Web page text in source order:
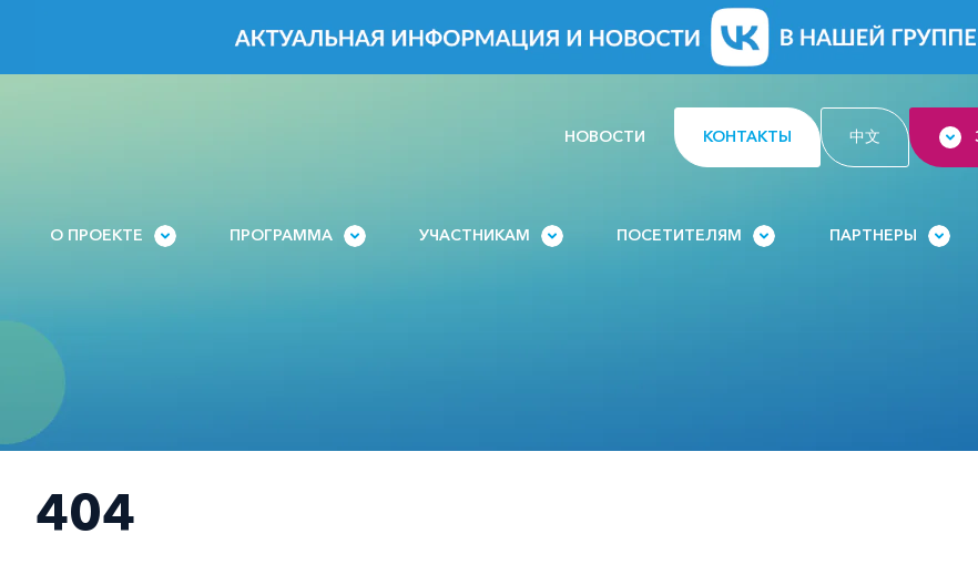
НОВОСТИ КОНТАКТЫ 中文
О ПРОЕКТЕ ПРОГРАММА УЧАСТНИКАМ ПОСЕТИТЕЛЯМ ПАРТНЕРЫ
404